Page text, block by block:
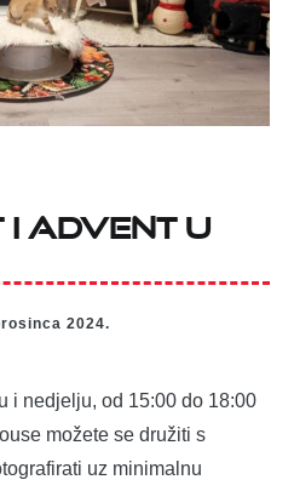
Advent u
2024.
i nedjelju, od 15:00 do 18:00
možete se družiti s
uz minimalnu